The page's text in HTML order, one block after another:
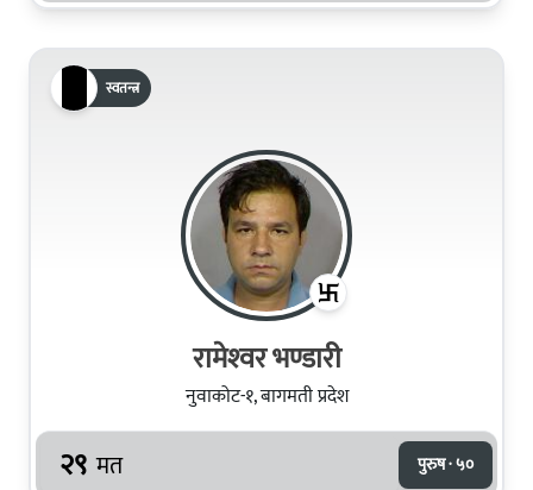
स्वतन्त्र
रामेश्‍वर भण्डारी
नुवाकोट-१, बागमती प्रदेश
२९ मत पुरुष · ५०